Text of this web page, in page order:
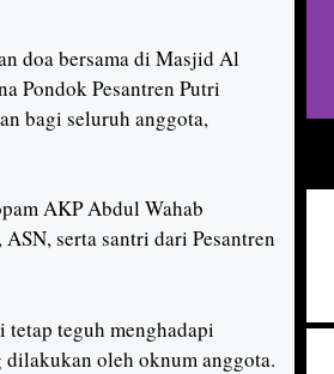
doa bersama di Masjid Al
Pondok Pesantren Putri
bagi seluruh anggota,
AKP Abdul Wahab
serta santri dari Pesantren
tetap teguh menghadapi
dilakukan oleh oknum anggota.